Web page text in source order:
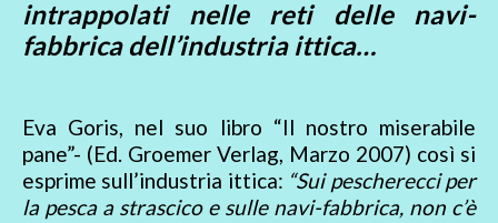
intrappolati nelle reti delle navi-
fabbrica dell’industria ittica…
Eva Goris, nel suo libro “Il nostro miserabile
pane”- (Ed. Groemer Verlag, Marzo 2007) così si
esprime sull’industria ittica: “Sui pescherecci per
la pesca a strascico e sulle navi-fabbrica, non c’è